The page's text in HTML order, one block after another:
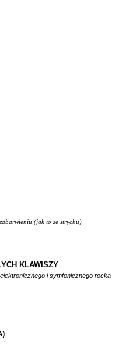
(jak to ze strychu)
KLAWISZY
i symfonicznego rocka